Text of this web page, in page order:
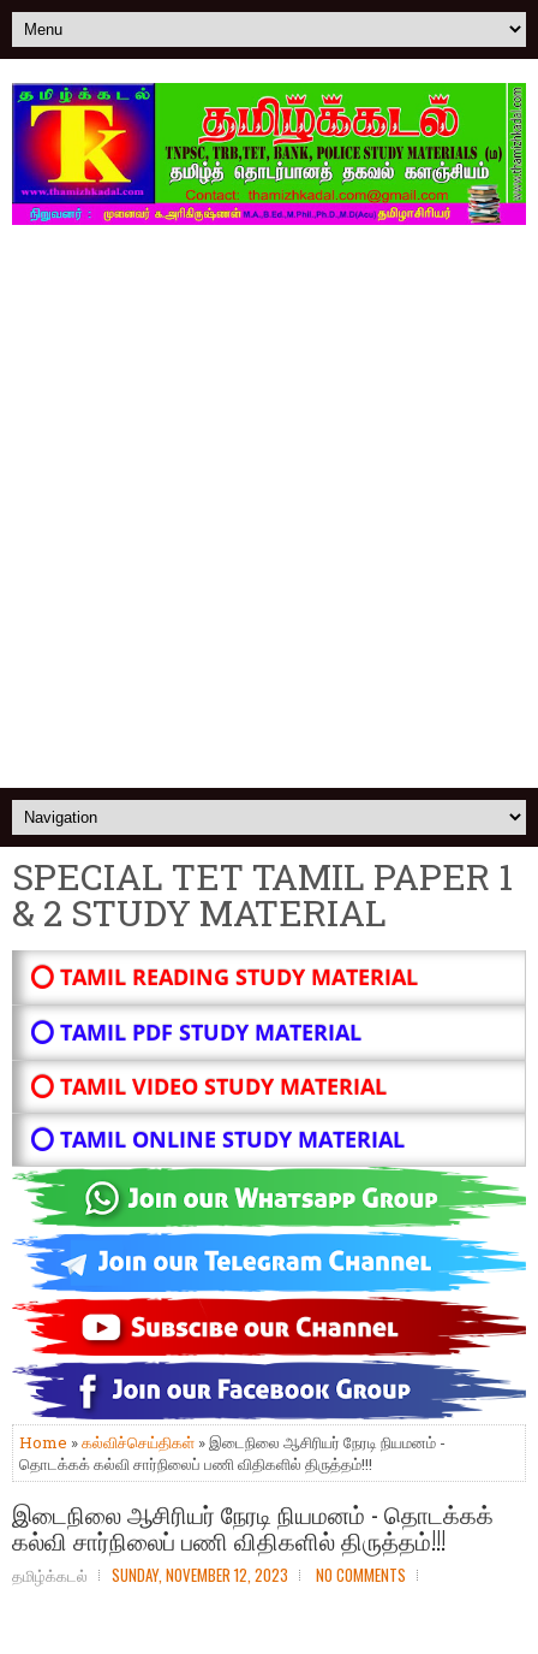
SPECIAL TET TAMIL PAPER 1
& 2 STUDY MATERIAL
⭕ TAMIL READING STUDY MATERIAL
⭕ TAMIL PDF STUDY MATERIAL
⭕ TAMIL VIDEO STUDY MATERIAL
⭕ TAMIL ONLINE STUDY MATERIAL
Home »கல்விச்செய்திகள் » இடைநிலை ஆசிரியர் நேரடி நியமனம் -
தொடக்கக் கல்வி சார்நிலைப் பணி விதிகளில் திருத்தம்!!!
இடைநிலை ஆசிரியர் நேரடி நியமனம் - தொடக்கக்
கல்வி சார்நிலைப் பணி விதிகளில் திருத்தம்!!!
தமிழ்க்கடல் SUNDAY, NOVEMBER 12, 2023 NO COMMENTS